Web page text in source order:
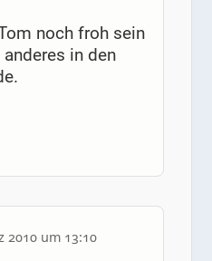
noch froh sein
in den
2010 um 13:10